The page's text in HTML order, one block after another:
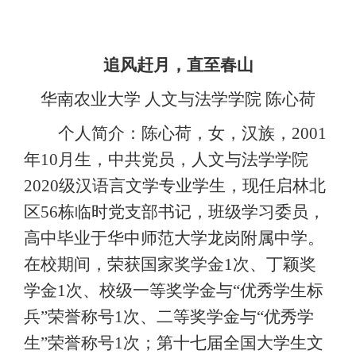
追风赶月，直至春山
华南农业大学 人文与法学学院 陈心荷
个人简介：陈心荷，女，汉族， 2001
年10月生，中共党员，人文与法学学院
2020级汉语言文学专业学生，现任启林北
区56栋临时党支部书记，班级学习委员，
高中毕业于华中师范大学龙岗附属中学。
在校期间，荣获国家奖学金1次、丁颖奖
学金1次、校级一等奖学金与“优秀学生标
兵”荣誉称号1次、二等奖学金与“优秀学
生”荣誉称号1次；第十七届全国大学生文